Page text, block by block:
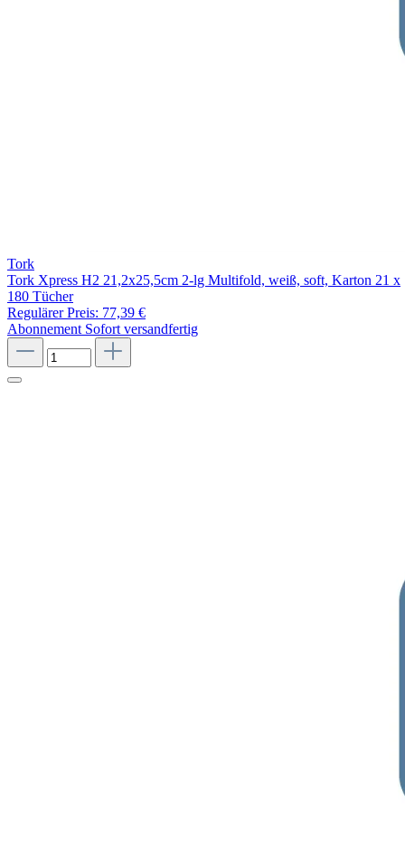
Tork
Tork Xpress H2 21,2x25,5cm 2-lg Multifold, weiß, soft, Karton 21 x
180 Tücher
Regulärer Preis: 77,39 €
Abonnement Sofort versandfertig